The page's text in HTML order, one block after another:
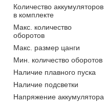
Количество аккумуляторов
в комплекте
Макс. количество
оборотов
Макс. размер цанги
Мин. количество оборотов
Наличие плавного пуска
Наличие подсветки
Напряжение аккумулятора